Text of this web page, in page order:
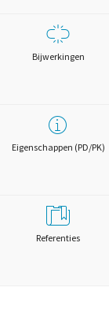
Bijwerkingen
Eigenschappen (PD/PK)
Referenties